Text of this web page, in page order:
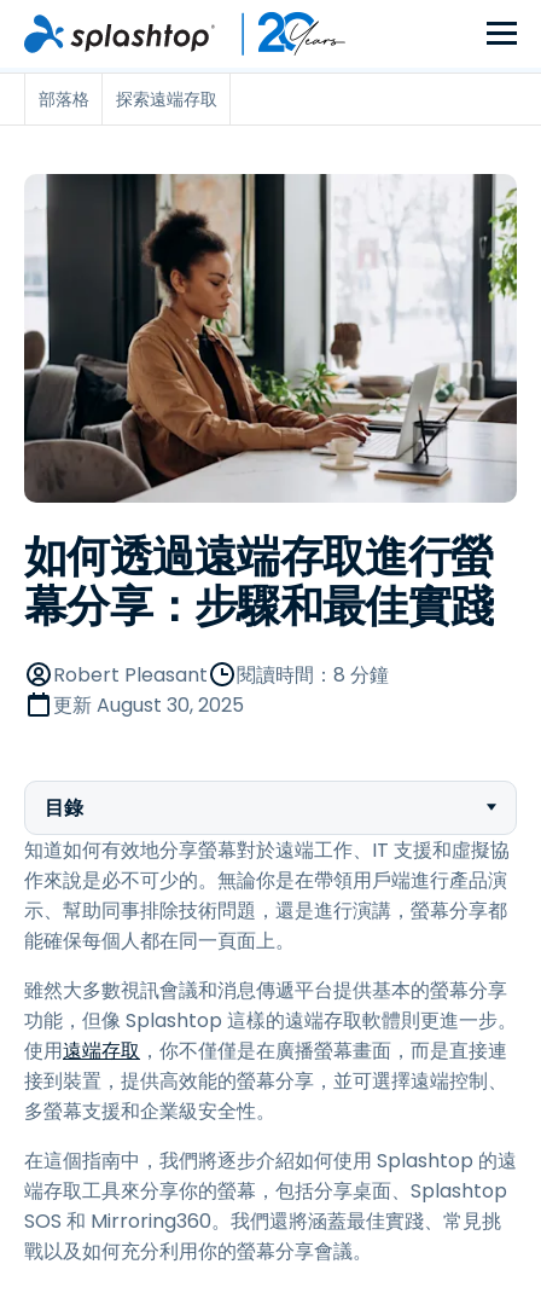
部落格 探索遠端存取
如何透過遠端存取進行螢
幕分享：步驟和最佳實踐
Robert Pleasant
閱讀時間：8 分鐘
更新August 30, 2025
目錄
知道如何有效地分享螢幕對於遠端工作、IT 支援和虛擬協
作來說是必不可少的。無論你是在帶領用戶端進行產品演
示、幫助同事排除技術問題，還是進行演講，螢幕分享都
能確保每個人都在同一頁面上。
雖然大多數視訊會議和消息傳遞平台提供基本的螢幕分享
功能，但像 Splashtop 這樣的遠端存取軟體則更進一步。
使用遠端存取 ，你不僅僅是在廣播螢幕畫面，而是直接連
接到裝置，提供高效能的螢幕分享，並可選擇遠端控制、
多螢幕支援和企業級安全性。
在這個指南中，我們將逐步介紹如何使用 Splashtop 的遠
端存取工具來分享你的螢幕，包括分享桌面、Splashtop
SOS 和 Mirroring360。我們還將涵蓋最佳實踐、常見挑
戰以及如何充分利用你的螢幕分享會議。